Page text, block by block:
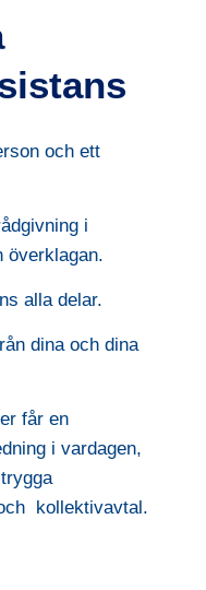
och ett
i
överklagan.
alla delar.
dina och dina
får en
i vardagen,
kollektivavtal.